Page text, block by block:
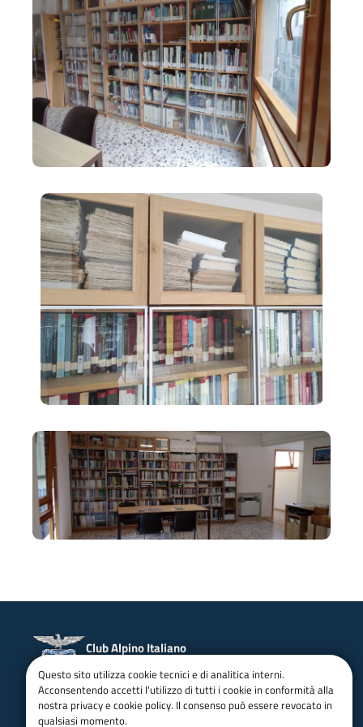
Club Alpino Italiano
email:bassanodelgrappa@cai.it
Tel.:0424227996
Questo sito utilizza cookie tecnici e di analitica interni.
Acconsentendo accetti l'utilizzo di tutti i cookie in conformità alla
nostra privacy e cookie policy. Il consenso può essere revocato in
qualsiasi momento.